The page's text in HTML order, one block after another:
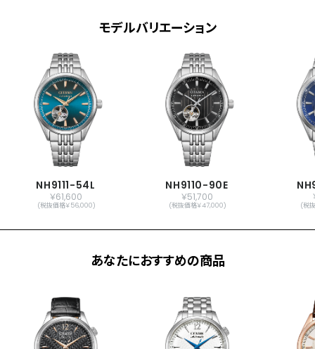
振動数：21,600回／時
原産国
メーカー保証
国際保証3年間(購入後1年以内にMY
CITIZENご登録で国内保証5年間)
モデルバリエーション
NH9111-54L
￥61,600
(税抜価格￥56,000)
NH9110-90E
￥51,700
(税抜価格￥47,000) (税
あなたにおすすめの商品